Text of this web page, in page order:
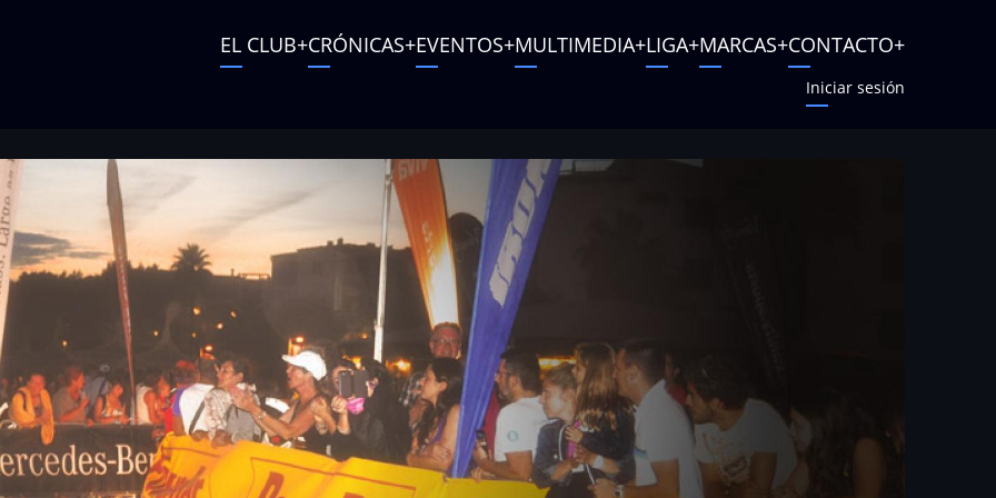
Main
EL CLUB CRÓNICAS EVENTOS MULTIMEDIA LIGA MARCAS CONTACTO
Iniciar sesión